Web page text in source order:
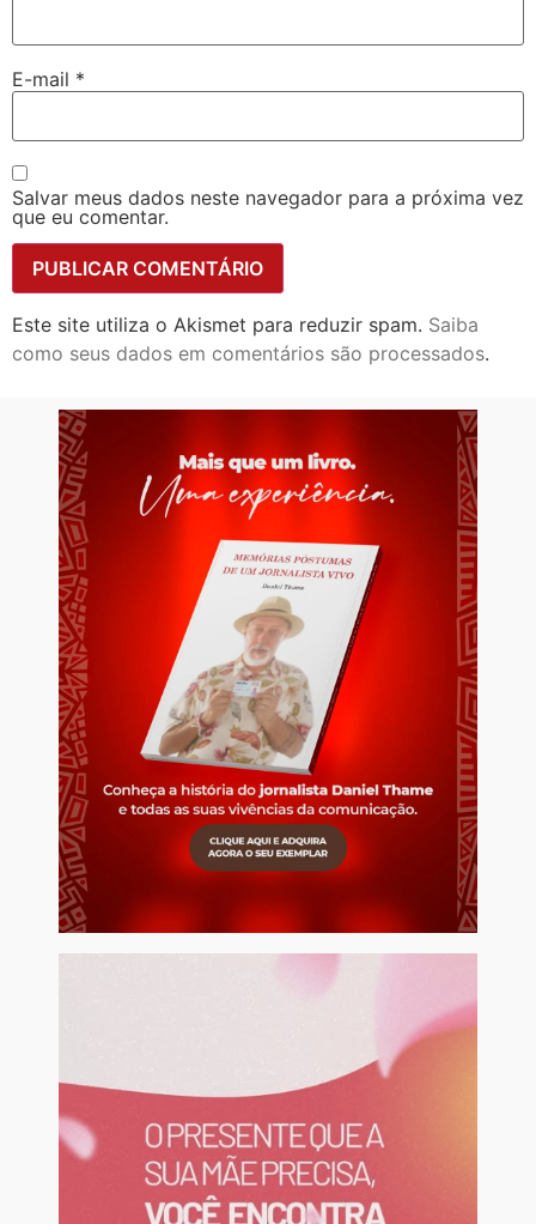
E-mail *
Salvar meus dados neste navegador para a próxima vez
que eu comentar.
Este site utiliza o Akismet para reduzir spam. Saiba
como seus dados em comentários são processados.